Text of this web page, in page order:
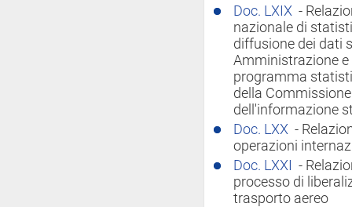
Doc. LXIX -
nazionale di
diffusione dei dati
Amministrazione
programma
della
dell'informazione
Doc. LXX -
operazioni
Doc. LXXI
-
processo di
trasporto aereo